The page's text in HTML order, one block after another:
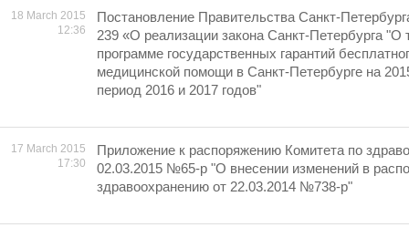
18 March 2015
12:36
Постановление Правительства Санкт-
239 «О реализации закона Санкт-Петербурга "О
программе государственных гарантий
медицинской помощи в Санкт-Петербурге на
период 2016 и 2017 годов"
17 March 2015
17:30
Приложение к распоряжению Комитета по
02.03.2015 №65-р "О внесении изменений в
здравоохранению от 22.03.2014 №738-р"